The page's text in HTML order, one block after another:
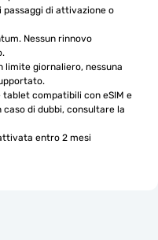
passaggi di attivazione o
Nessun rinnovo
limite giornaliero, nessuna
compatibili con eSIM e
di dubbi, consultare la
entro 2 mesi